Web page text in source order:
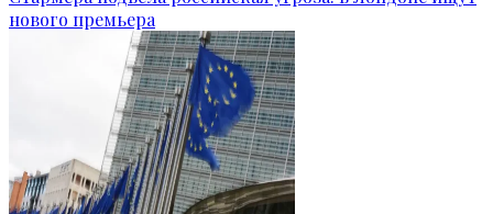
нового премьера